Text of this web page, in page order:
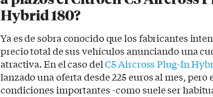
Hybrid 180?
Ya es de sobra conocido que los fabricantes
precio total de sus vehículos anunciando una
atractiva. En el caso delC5 Aircross Plug-In
lanzado una oferta desde 225 euros al mes, pero
condiciones importantes -como suele ser